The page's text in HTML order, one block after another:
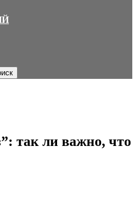
так ли важно, что